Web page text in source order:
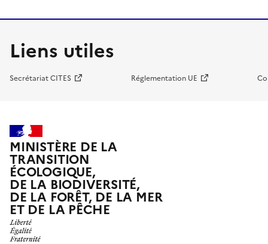
Liens utiles
Secrétariat CITES Réglementation UE
MINISTÈRE DE LA
TRANSITION
ÉCOLOGIQUE,
DE LA BIODIVERSITÉ,
DE LA FORÊT, DE LA MER
ET DE LA PÊCHE